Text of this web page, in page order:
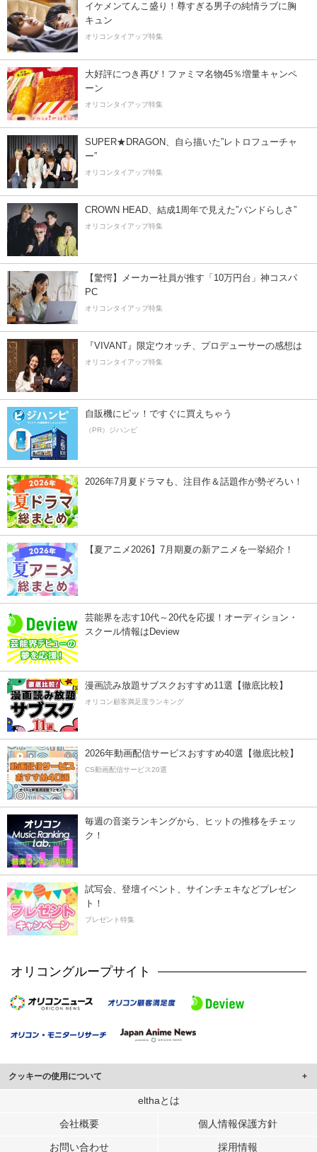
イケメンてんこ盛り！尊すぎる男子の純情ラブに胸
キュン
オリコンタイアップ特集
大好評につき再び！ファミマ名物45％増量キャンペ
ーン
オリコンタイアップ特集
SUPER★DRAGON、自ら描いた”レトロフューチャ
ー”
オリコンタイアップ特集
CROWN HEAD、結成1周年で見えた”バンドらしさ”
オリコンタイアップ特集
【驚愕】メーカー社員が推す「10万円台」神コスパ
PC
オリコンタイアップ特集
『VIVANT』限定ウオッチ、プロデューサーの感想は
オリコンタイアップ特集
自販機にピッ！ですぐに買えちゃう
（PR）ジハンピ
2026年7月夏ドラマも、注目作＆話題作が勢ぞろい！
【夏アニメ2026】7月期夏の新アニメを一挙紹介！
芸能界を志す10代～20代を応援！オーディション・
スクール情報はDeview
漫画読み放題サブスクおすすめ11選【徹底比較】
オリコン顧客満足度ランキング
2026年動画配信サービスおすすめ40選【徹底比較】
CS動画配信サービス20選
毎週の音楽ランキングから、ヒットの推移をチェッ
ク！
試写会、登壇イベント、サインチェキなどプレゼン
ト！
プレゼント特集
オリコングループサイト
クッキーの使用について
このサイトでは Cookie を使用して、ユーザーに合わせたコンテンツや広告の
行っています。
メディアや広告配信、データ解析の各パートナーに提供しています。
elthaとは
会社概要 個人情報保護方針
お問い合わせ 採用情報